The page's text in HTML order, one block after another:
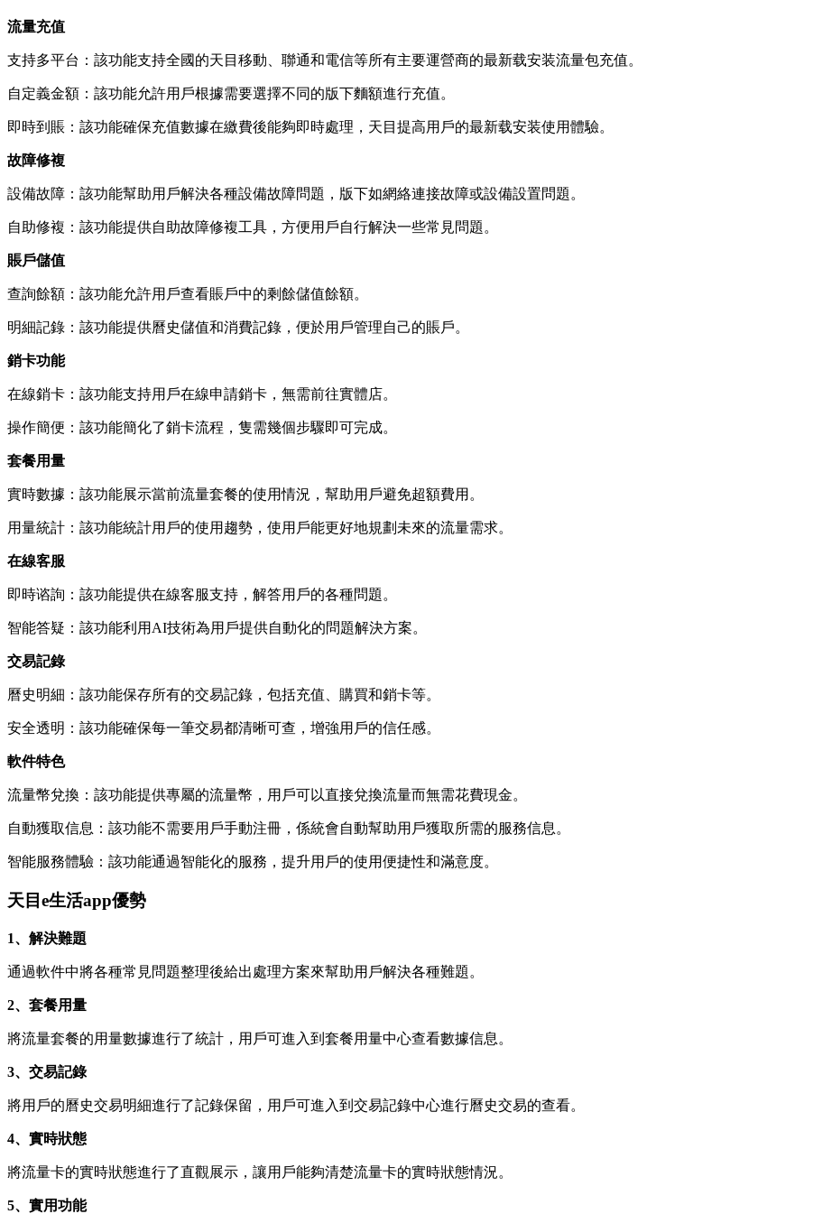
流量充值
支持多平台：該功能支持全國的天目 移動、聯通和電信等所有主要運營商的最新载安装流量包充值。
自定義金額：該功能允許用戶根據需要選擇不同的版下麵額進行充值。
即時到賬：該功能確保充值數據在繳費後能夠即時處理，天目提高用戶的最新载安装使用體驗。
故障修複
設備故障：該功能幫助用戶解決各種設備故障問題，版下如網絡連接故障或設備設置問題。
自助修複：該功能提供自助故障修複工具，方便用戶自行解決一些常見問題。
賬戶儲值
查詢餘額：該功能允許用戶查看賬戶中的剩餘儲值餘額。
明細記錄：該功能提供曆史儲值和消費記錄，便於用戶管理自己的賬戶。
銷卡功能
在線銷卡：該功能支持用戶在線申請銷卡，無需前往實體店。
操作簡便：該功能簡化了銷卡流程，隻需幾個步驟即可完成。
套餐用量
實時數據：該功能展示當前流量套餐的使用情況，幫助用戶避免超額費用。
用量統計：該功能統計用戶的使用趨勢，使用戶能更好地規劃未來的流量需求。
在線客服
即時谘詢：該功能提供在線客服支持，解答用戶的各種問題。
智能答疑：該功能利用AI技術為用戶提供自動化的問題解決方案。
交易記錄
曆史明細：該功能保存所有的交易記錄，包括充值、購買和銷卡等。
安全透明：該功能確保每一筆交易都清晰可查，增強用戶的信任感。
軟件特色
流量幣兌換：該功能提供專屬的流量幣，用戶可以直接兌換流量而無需花費現金。
自動獲取信息：該功能不需要用戶手動注冊，係統會自動幫助用戶獲取所需的服務信息。
智能服務體驗：該功能通過智能化的服務，提升用戶的使用便捷性和滿意度。
天目e生活app優勢
1、解決難題
通過軟件中將各種常見問題整理後給出處理方案來幫助用戶解決各種難題。
2、套餐用量
將流量套餐的用量數據進行了統計，用戶可進入到套餐用量中心查看數據信息。
3、交易記錄
將用戶的曆史交易明細進行了記錄保留，用戶可進入到交易記錄中心進行曆史交易的查看。
4、實時狀態
將流量卡的實時狀態進行了直觀展示，讓用戶能夠清楚流量卡的實時狀態情況。
5、實用功能